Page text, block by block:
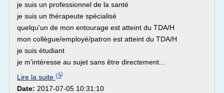
je suis un professionnel de la santé
je suis un thérapeute spécialisé
quelqu'un de mon entourage est atteint du TDA/H
mon collègue/employé/patron est atteint du TDA/H
je suis étudiant
je m'intéresse au sujet sans être directement...
Lire la suite
Date: 2017-07-05 10:31:10